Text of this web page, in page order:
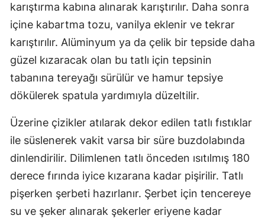
karıştırma kabına alınarak karıştırılır. Daha sonra
içine kabartma tozu, vanilya eklenir ve tekrar
karıştırılır. Alüminyum ya da çelik bir tepside daha
güzel kızaracak olan bu tatlı için tepsinin
tabanına tereyağı sürülür ve hamur tepsiye
dökülerek spatula yardımıyla düzeltilir.
Üzerine çizikler atılarak dekor edilen tatlı fıstıklar
ile süslenerek vakit varsa bir süre buzdolabında
dinlendirilir. Dilimlenen tatlı önceden ısıtılmış 180
derece fırında iyice kızarana kadar pişirilir. Tatlı
pişerken şerbeti hazırlanır. Şerbet için tencereye
su ve şeker alınarak şekerler eriyene kadar